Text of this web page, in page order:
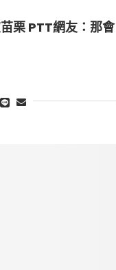
栗 PTT網友：那會